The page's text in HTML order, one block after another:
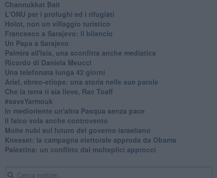
Channukkat Bait
L'ONU per i profughi ed i rifugiati
Holot, non un villaggio turistico
Francesco a Sarajevo: il bilancio
Un Papa a Sarajevo
Palmira all'Isis, una sconfitta anche mediatica
Ricordo di Daniela Meucci
​Una telefonata lunga 42 giorni
​Ariel, ebreo-etiope: una storia nelle sue parole
Che la terra ti sia lieve, Rav Toaff
​#saveYarmouk
​In medioriente un'altra Pasqua senza pace
​Il falco vola anche controvento
Molte nubi sul futuro del governo israeliano
Knesset: la campagna elettorale approda da Obama
Palestina: un conflitto dai molteplici approcci